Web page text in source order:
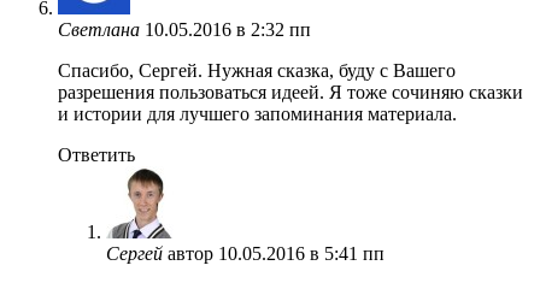
Светлана 10.05.2016 в 2:32 пп
Спасибо, Сергей. Нужная сказка, буду с Вашего
разрешения пользоваться идеей. Я тоже сочиняю сказки
и истории для лучшего запоминания материала.
Ответить
Сергей автор 10.05.2016 в 5:41 пп